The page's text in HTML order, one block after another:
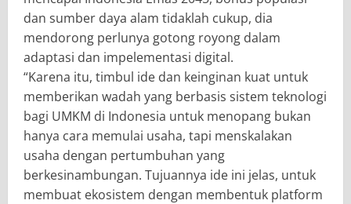
dan sumber daya alam tidaklah cukup, dia
mendorong perlunya gotong royong dalam
adaptasi dan impelementasi digital.
“Karena itu, timbul ide dan keinginan kuat untuk
memberikan wadah yang berbasis sistem teknologi
bagi UMKM di Indonesia untuk menopang bukan
hanya cara memulai usaha, tapi menskalakan
usaha dengan pertumbuhan yang
berkesinambungan. Tujuannya ide ini jelas, untuk
membuat ekosistem dengan membentuk platform